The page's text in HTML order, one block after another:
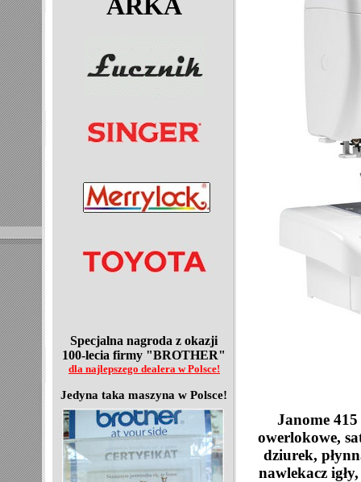
Specjalna nagroda z okazji
100-lecia firmy "BROTHER"
dla najlepszego dealera w Polsce!
Jedyna taka maszyna w Polsce!
Janome
owerlokowe,
dziurek,
nawlekacz